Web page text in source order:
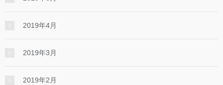
2019年4月
2019年3月
2019年2月